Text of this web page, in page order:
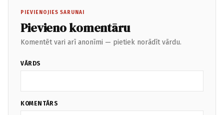
PIEVIENOJIES SARUNAI
Pievieno komentāru
Komentēt vari arī anonīmi — pietiek norādīt vārdu.
VĀRDS
KOMENTĀRS